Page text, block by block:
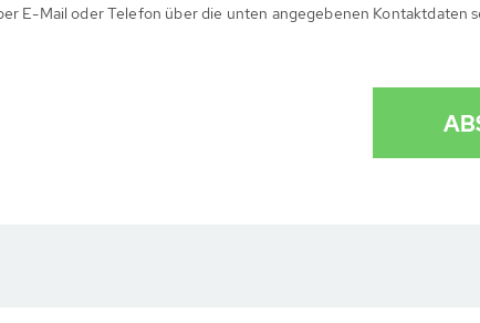
E-Mail oder Telefon über die unten angegebenen Kontaktdaten